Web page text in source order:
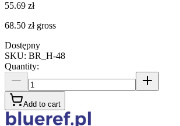
55.69 zł
68.50 zł gross
Dostępny
SKU: BR_H-48
Quantity:
Add to cart